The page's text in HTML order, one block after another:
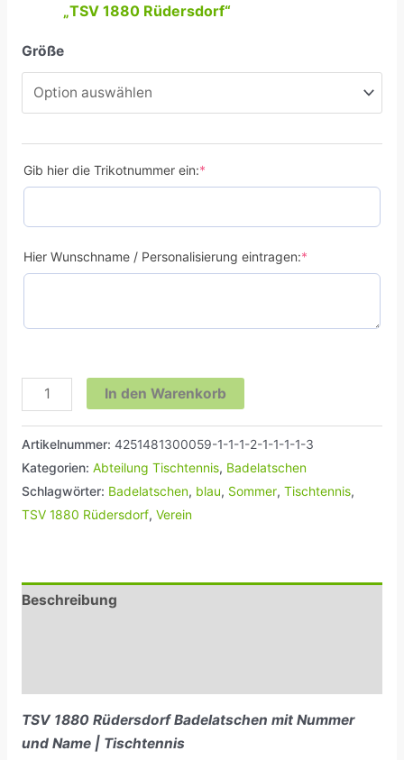
„TSV 1880 Rüdersdorf“
Größe
Gib hier die Trikotnummer ein:*
Hier Wunschname / Personalisierung eintragen:*
In den Warenkorb
Artikelnummer: 4251481300059-1-1-1-2-1-1-1-1-3
Kategorien: Abteilung Tischtennis, Badelatschen
Schlagwörter: Badelatschen, blau, Sommer, Tischtennis,
TSV 1880 Rüdersdorf, Verein
Beschreibung
TSV 1880 Rüdersdorf Badelatschen mit Nummer
und Name | Tischtennis